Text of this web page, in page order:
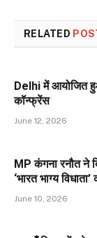
RELATED
Delhi में आयोजित
कॉन्फ्रेंस
June 12, 2026
MP कंगना रनौत ने
‘भारत भाग्य
June 10, 2026